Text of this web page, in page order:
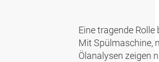
Eine tragende
Mit Spülmaschine,
Ölanalysen zeigen